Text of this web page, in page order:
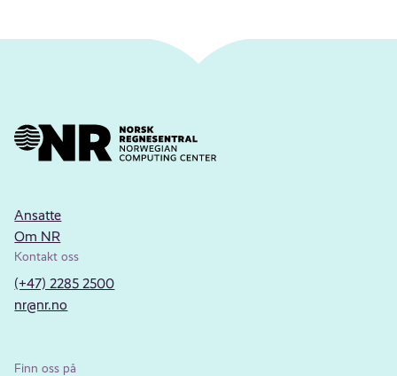
Ansatte
Om NR
Kontakt oss
(+47) 2285 2500
nr@nr.no
Finn oss på